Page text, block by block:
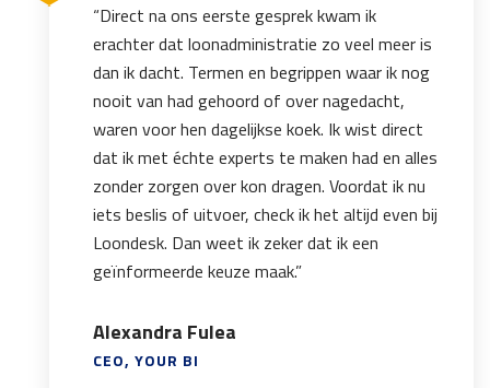
“Direct na ons eerste gesprek kwam ik
erachter dat loonadministratie zo veel meer is
dan ik dacht. Termen en begrippen waar ik nog
nooit van had gehoord of over nagedacht,
waren voor hen dagelijkse koek. Ik wist direct
dat ik met échte experts te maken had en alles
zonder zorgen over kon dragen. Voordat ik nu
iets beslis of uitvoer, check ik het altijd even bij
Loondesk. Dan weet ik zeker dat ik een
geïnformeerde keuze maak.”
Alexandra Fulea
CEO, YOUR BI